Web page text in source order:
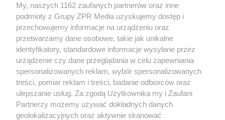
Żaden utwór zamieszczony w serwisie nie może być powielany i
rozpowszechniany lub dalej rozpowszechniany w jakikolwiek sposób (w
tym także elektroniczny lub mechaniczny) na jakimkolwiek polu
eksploatacji w jakiejkolwiek formie, włącznie z umieszczaniem w
Internecie bez pisemnej zgody właściciela praw. Jakiekolwiek użycie lub
wykorzystanie utworów w całości lub w części z naruszeniem prawa,
tzn. bez właściwej zgody, jest zabronione pod groźbą kary i może być
ścigane prawnie.
My, naszych 1162 zaufanych partnerów oraz inne
podmioty z Grupy ZPR Media uzyskujemy dostęp i
przechowujemy informacje na urządzeniu oraz
przetwarzamy dane osobowe, takie jak unikalne
identyfikatory, standardowe informacje wysyłane przez
urządzenie czy dane przeglądania w celu zapewniania
spersonalizowanych reklam, wybór spersonalizowanych
treści, pomiar reklam i treści, badanie odbiorców oraz
ulepszanie usług. Za zgodą Użytkownika my i Zaufani
Partnerzy możemy używać dokładnych danych
geolokalizacyjnych oraz aktywnie skanować